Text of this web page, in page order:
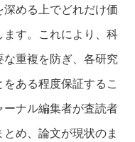
める上でどれだけ価
す。これにより、科
重複を防ぎ、各研究
ある程度保証するこ
ナル編集者が査読者
め、論文が現状のま